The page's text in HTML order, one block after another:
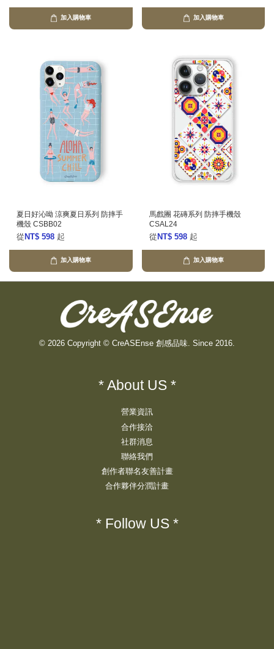
加入購物車 加入購物車
夏日好沁呦 涼爽夏日系列 防摔手
機殼 CSBB02
從 NT$ 598 起
加入購物車
馬戲團 花磚系列 防摔手機殼
CSAL24
從 NT$ 598 起
加入購物車
© 2026 Copyright © CreASEnse 創感品味. Since 2016.
* About US *
營業資訊
合作接洽
社群消息
聯絡我們
創作者聯名友善計畫
合作夥伴分潤計畫
* Follow US *